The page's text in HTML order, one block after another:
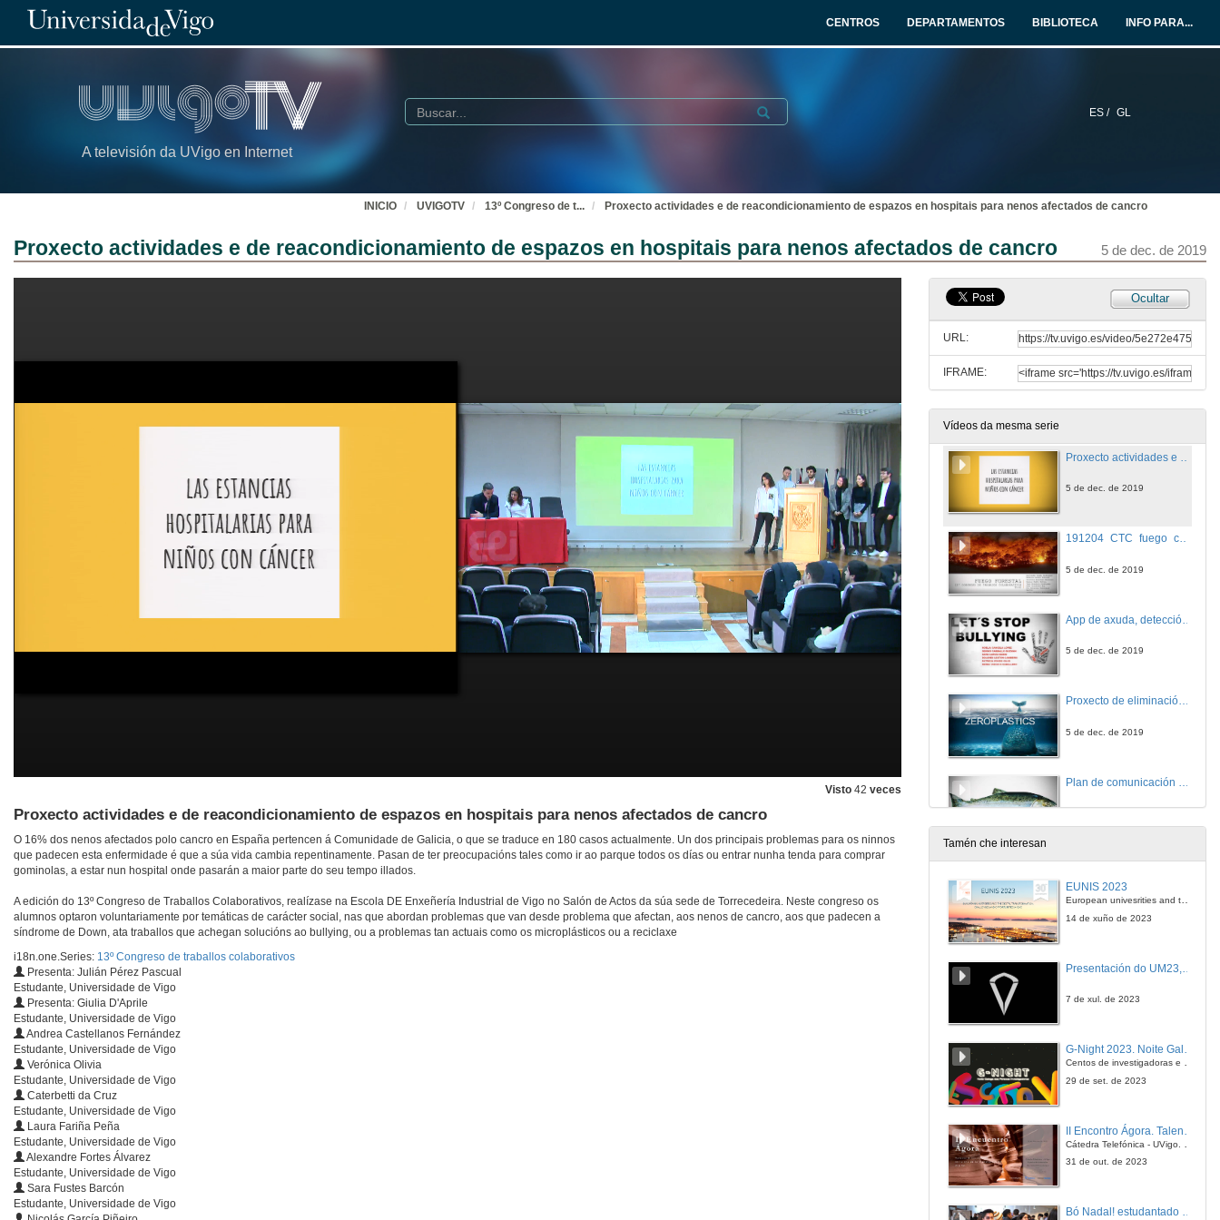
CENTROS DEPARTAMENTOS BIBLIOTECA INFO PARA...
A televisión da UVigo en Internet
ES / GL
Buscar Submit
INICIO UVIGOTV 13º Congreso de t... Proxecto actividades e de reacondicionamiento de espazos en hospitais para nenos afectados de cancro
Proxecto actividades e de reacondicionamiento de espazos en hospitais para nenos afectados de cancro 5 de dec. de 2019
Visto 42 veces
Proxecto actividades e de reacondicionamiento de espazos en hospitais para nenos afectados de cancro
O 16% dos nenos afectados polo cancro en España pertencen á Comunidade de Galicia, o que se traduce en 180 casos actualmente. Un dos principais problemas para os ninnos
que padecen esta enfermidade é que a súa vida cambia repentinamente. Pasan de ter preocupacións tales como ir ao parque todos os días ou entrar nunha tenda para comprar
gominolas, a estar nun hospital onde pasarán a maior parte do seu tempo illados.
A edición do 13º Congreso de Traballos Colaborativos, realízase na Escola DE Enxeñería Industrial de Vigo no Salón de Actos da súa sede de Torrecedeira. Neste congreso os
alumnos optaron voluntariamente por temáticas de carácter social, nas que abordan problemas que van desde problema que afectan, aos nenos de cancro, aos que padecen a
síndrome de Down, ata traballos que achegan solucións ao bullying, ou a problemas tan actuais como os microplásticos ou a reciclaxe
i18n.one.Series: 13º Congreso de traballos colaborativos
Presenta: Julián Pérez Pascual
Estudante, Universidade de Vigo
Presenta: Giulia D'Aprile
Estudante, Universidade de Vigo
Andrea Castellanos Fernández
Estudante, Universidade de Vigo
Verónica Olivia
Estudante, Universidade de Vigo
Caterbetti da Cruz
Estudante, Universidade de Vigo
Laura Fariña Peña
Estudante, Universidade de Vigo
Alexandre Fortes Álvarez
Estudante, Universidade de Vigo
Sara Fustes Barcón
Estudante, Universidade de Vigo
Ocultar
URL:
IFRAME:
Vídeos da mesma serie
5 de dec. de 2019
Intervención de D. José Luis González Cespón
191204_CTC_JOSELUIS_SIN_CUT3.mp4
5 de dec. de 2019
5 de dec. de 2019
191204_CTC_fuego_con_cut5
5 de dec. de 2019
5 de dec. de 2019
Proxecto de eliminación do uso de "plástico" en supermercados e grandes superficies
5 de dec. de 2019
Proxecto de sistema de bicicletas públicas en garaxe 24 horas
5 de dec. de 2019
5 de dec. de 2019
5 de dec. de 2019
Tamén che interesan
EUNIS 2023
European univesrities and the digital transformation: challenges and opportunities ahead
14 de xuño de 2023
7 de xul. de 2023
G-Night 2023. Noite Galega das Persoas Investigadoras. Conciencias creativas
Centos de investigadoras e investigadores, decenas de actividades e sete cidades
29 de set. de 2023
Cátedra Telefónica - UVigo. Espazos de innovación
31 de out. de 2023
Bó Nadal! estudantado internacional da Universidade de Vigo